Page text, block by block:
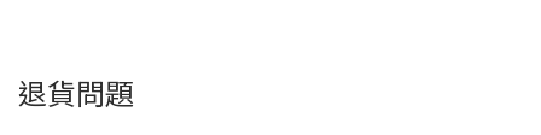
退貨問題